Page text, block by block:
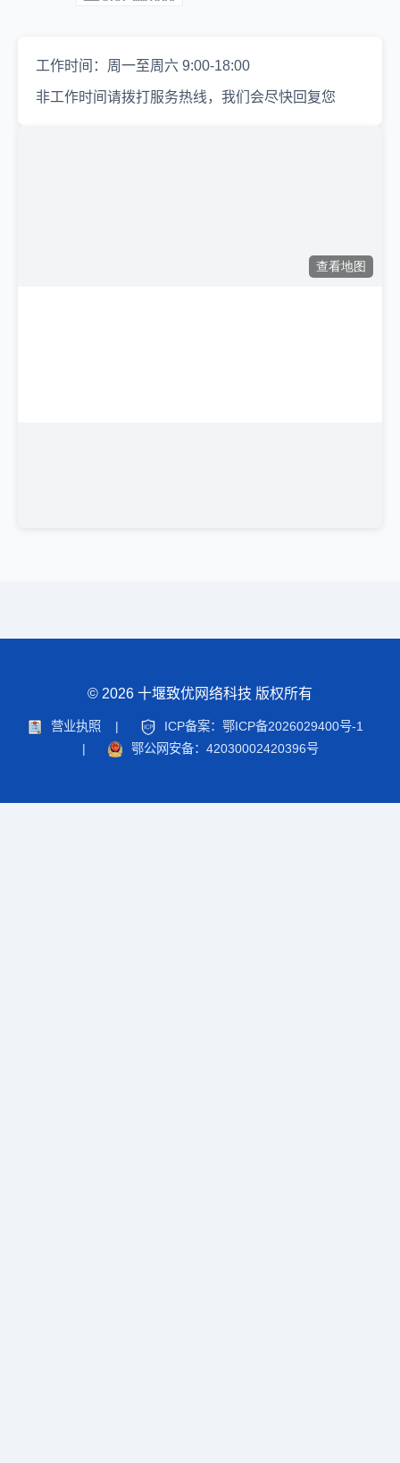
工作时间：周一至周六 9:00-18:00
非工作时间请拨打服务热线，我们会尽快回复您
© 2026 十堰致优网络科技 版权所有
营业执照 |
ICP备案：鄂ICP备2026029400号-1
|
鄂公网安备：42030002420396号